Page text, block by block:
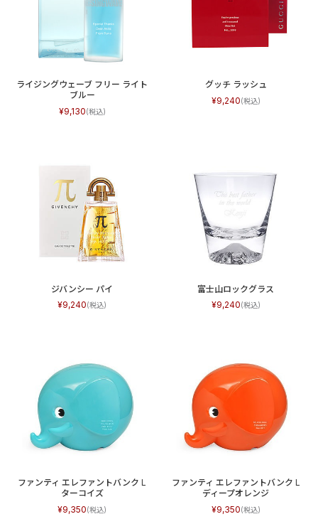
ライジングウェーブ フリー ライト
ブルー
9,130
グッチ ラッシュ
9,240
ジバンシー パイ
9,240
富士山ロックグラス
9,240
ファンティ エレファントバンク L
ターコイズ
9,350
ファンティ エレファントバンク L
ディープオレンジ
9,350